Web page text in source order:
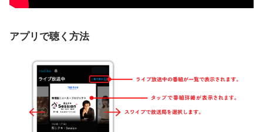
アプリで聴く方法